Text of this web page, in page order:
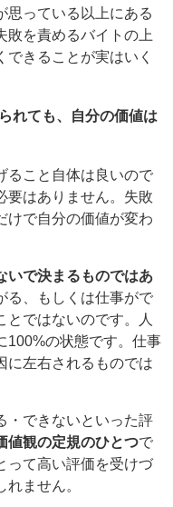
思っている以上にある
敗を責めるバイトの上
きることが実はいく
れても、自分の価値は
ること自体は良いので
要はありません。失敗
けで自分の価値が変わ
いで決まるものではあ
る、もしくは仕事がで
とではないのです。人
100%の状態です。仕事
に左右されるものでは
・できないといった評
値観の定規のひとつで
って高い評価を受けづ
ません。